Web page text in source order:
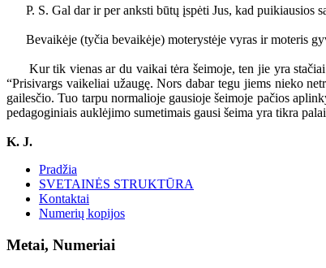
P. S. Gal dar ir per anksti būtų įspėti Jus, kad puikiausios
Bevaikėje (tyčia bevaikėje) moterystėje vyras ir moteris
Kur tik vienas ar du vaikai tėra šeimoje, ten jie yra stačiai
“Prisivargs vaikeliai užaugę. Nors dabar tegu jiems nieko
gailesčio. Tuo tarpu normalioje gausioje šeimoje pačios
pedagoginiais auklėjimo sumetimais gausi šeima yra tikra
K. J.
Pradžia
SVETAINĖS STRUKTŪRA
Kontaktai
Numerių kopijos
Metai, Numeriai